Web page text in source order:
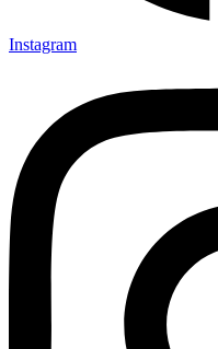
Instagram